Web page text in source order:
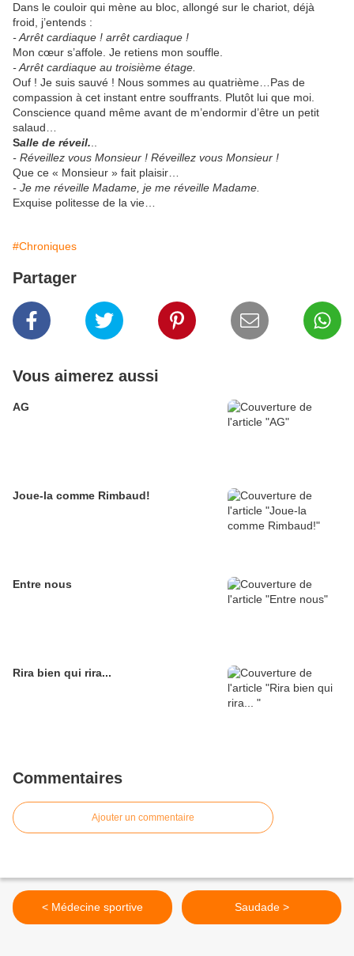
Dans le couloir qui mène au bloc, allongé sur le chariot, déjà
froid, j’entends :
- Arrêt cardiaque ! arrêt cardiaque !
Mon cœur s’affole. Je retiens mon souffle.
- Arrêt cardiaque au troisième étage.
Ouf ! Je suis sauvé ! Nous sommes au quatrième…Pas de
compassion à cet instant entre souffrants. Plutôt lui que moi.
Conscience quand même avant de m’endormir d’être un petit
salaud…
Salle de réveil.
- Réveillez vous Monsieur ! Réveillez vous Monsieur !
Que ce « Monsieur » fait plaisir…
- Je me réveille Madame, je me réveille Madame.
Exquise politesse de la vie…
#Chroniques
Partager
Vous aimerez aussi
AG
Joue-la comme Rimbaud!
Entre nous
Rira bien qui rira...
Commentaires
Ajouter un commentaire
< Médecine sportive Saudade >